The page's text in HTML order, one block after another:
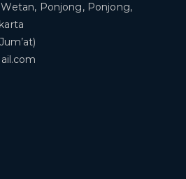
Ponjong, Ponjong,